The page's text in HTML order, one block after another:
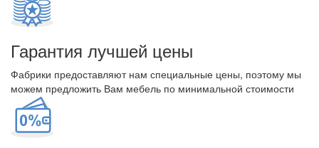
Гарантия лучшей цены
Фабрики предоставляют нам специальные цены, поэтому мы
можем предложить Вам мебель по минимальной стоимости